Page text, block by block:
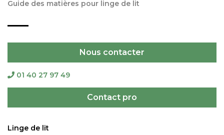
Guide des matières pour linge de lit
Nous contacter
01 40 27 97 49
Contact pro
Linge de lit